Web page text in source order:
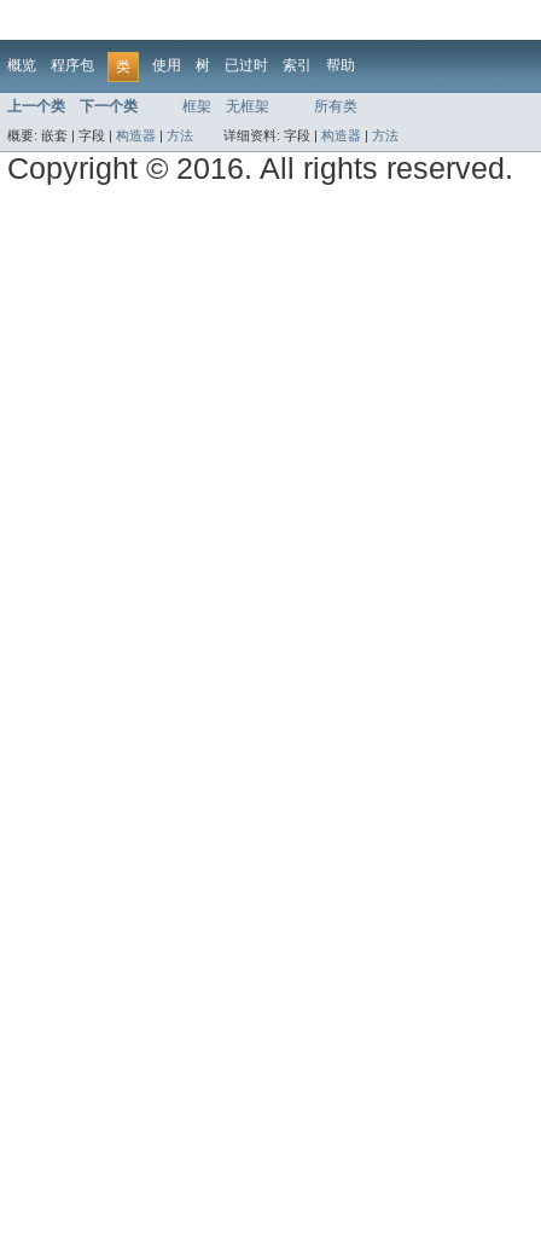
概览 程序包 类 使用 树 已过时 索引 帮助
上一个类 下一个类 框架 无框架 所有类
概要: 嵌套 | 字段 | 构造器 | 方法 详细资料: 字段 | 构造器 | 方法
Copyright © 2016. All rights reserved.